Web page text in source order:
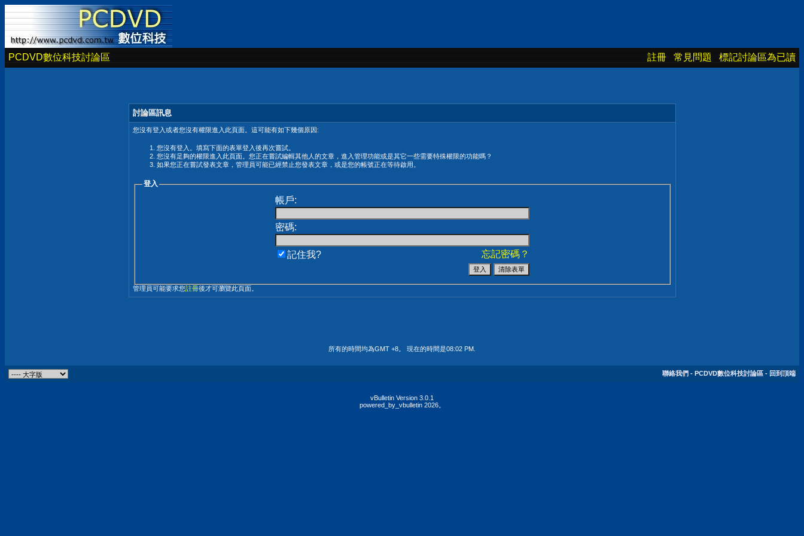
PCDVD數位科技討論區 註冊 常見問題 標記討論區為已讀
討論區訊息
您沒有登入或者您沒有權限進入此頁面。這可能有如下幾個原因:
您沒有登入。填寫下面的表單登入後再次嘗試。
您沒有足夠的權限進入此頁面。您正在嘗試編輯其他人的文章，進入管理功能或是其它一些需要特殊權限的功能嗎？
如果您正在嘗試發表文章，管理員可能已經禁止您發表文章，或是您的帳號正在等待啟用。
登入
帳戶:
密碼:
忘記密碼？
記住我?
管理員可能要求您註冊後才可瀏覽此頁面。
所有的時間均為GMT +8。 現在的時間是08:02 PM
聯絡我們 - PCDVD數位科技討論區 - 回到頂端
vBulletin Version 3.0.1
powered_by_vbulletin 2026。